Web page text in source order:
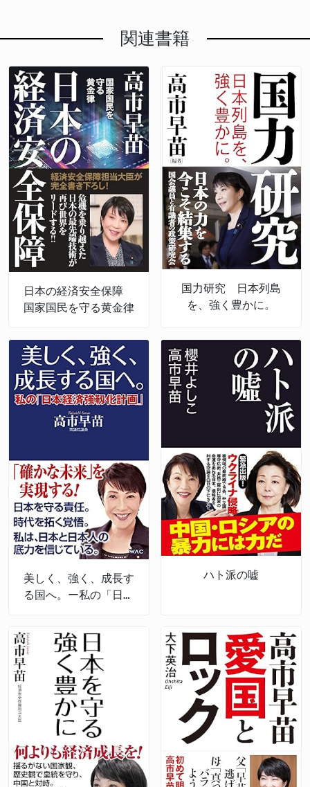
関連書籍
日本の経済安全保障
国家国民を守る黄金律
国力研究 日本列島
を、強く豊かに。
美しく、強く、成長す
る国へ。ー私の「日本
ハト派の嘘